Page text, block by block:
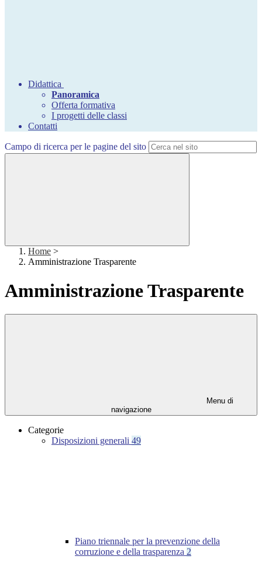
Didattica
Panoramica
Offerta formativa
I progetti delle classi
Contatti
Campo di ricerca per le pagine del sito
Home >
Amministrazione Trasparente
Amministrazione Trasparente
Menu di
navigazione
Categorie
Disposizioni generali 49
Piano triennale per la prevenzione della
corruzione e della trasparenza 2